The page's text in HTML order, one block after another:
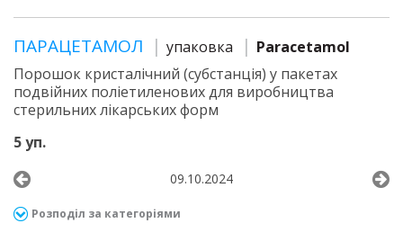
ПАРАЦЕТАМОЛ упаковка
Paracetamol
Порошок кристалічний (субстанція) у пакетах
подвійних поліетиленових для виробництва
стерильних лікарських форм
5 уп.
09.10.2024
Розподіл за категоріями